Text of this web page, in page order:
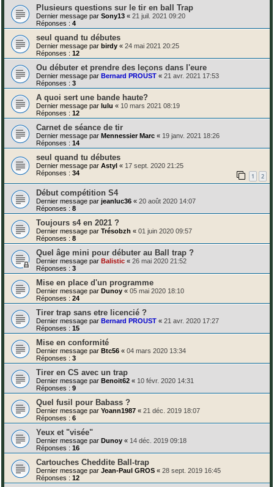
Plusieurs questions sur le tir en ball Trap
Dernier message par Sony13 « 21 juil. 2021 09:20
Réponses : 4
seul quand tu débutes
Dernier message par birdy « 24 mai 2021 20:25
Réponses : 12
Ou débuter et prendre des leçons dans l'eure
Dernier message par Bernard PROUST « 21 avr. 2021 17:53
Réponses : 3
A quoi sert une bande haute?
Dernier message par lulu « 10 mars 2021 08:19
Réponses : 12
Carnet de séance de tir
Dernier message par Mennessier Marc « 19 janv. 2021 18:26
Réponses : 14
seul quand tu débutes
Dernier message par Astyl « 17 sept. 2020 21:25
Réponses : 34 1 2
Début compétition S4
Dernier message par jeanluc36 « 20 août 2020 14:07
Réponses : 8
Toujours s4 en 2021 ?
Dernier message par Trésobzh « 01 juin 2020 09:57
Réponses : 8
Quel âge mini pour débuter au Ball trap ?
Dernier message par Balistic « 26 mai 2020 21:52
Réponses : 3
Mise en place d'un programme
Dernier message par Dunoy « 05 mai 2020 18:10
Réponses : 24
Tirer trap sans etre licencié ?
Dernier message par Bernard PROUST « 21 avr. 2020 17:27
Réponses : 15
Mise en conformité
Dernier message par Btc56 « 04 mars 2020 13:34
Réponses : 3
Tirer en CS avec un trap
Dernier message par Benoit62 « 10 févr. 2020 14:31
Réponses : 9
Quel fusil pour Babass ?
Dernier message par Yoann1987 « 21 déc. 2019 18:07
Réponses : 6
Yeux et "visée"
Dernier message par Dunoy « 14 déc. 2019 09:18
Réponses : 16
Cartouches Cheddite Ball-trap
Dernier message par Jean-Paul GROS « 28 sept. 2019 16:45
Réponses : 12